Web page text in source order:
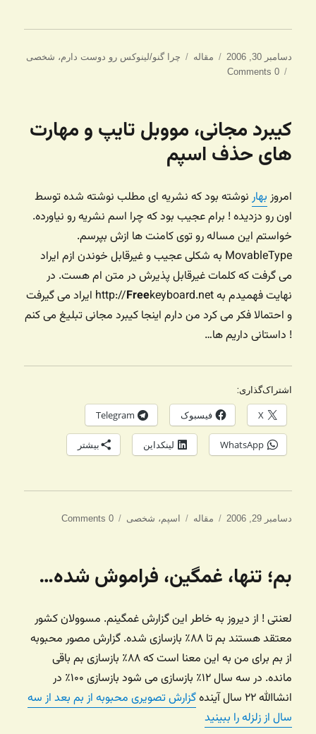
ارسال
شده
دسامبر 30, 2006 دسته‌ها
مقاله برچسب‌ها
چرا گنو/لینوکس رو دوست دارم، شخصی
0 Comments
کیبرد مجانی، مووبل تایپ و مهارت
های حذف اسپم
امروز بهار نوشته بود که نشریه ای مطلب نوشته شده توسط
اون رو دزدیده ! برام عجیب بود که چرا اسم نشریه رو نیاورده.
خواستم این مساله رو توی کامنت ها ازش بپرسم.
MovableType به شکلی عجیب و غیرقابل خوندن ازم ایراد
می گرفت که کلمات غیرقابل پذیرش در متن ام هست. در
نهایت فهمیدم به http://
Free
keyboard.net ایراد می گیرفت
و احتمالا فکر می کرد من دارم اینجا کیبرد مجانی تبلیغ می کنم
! داستانی داریم ها…
اشتراک‌گذاری:
X فیسبوک Telegram
WhatsApp لینکداین بیشتر
ارسال
دسامبر 29, 2006 دسته‌ها
مقاله برچسب‌ها
اسپم، شخصی 0 Comments
بم؛ تنها، غمگین، فراموش شده…
لعنتی ! از دیروز به خاطر این گزارش غمگینم. مسوولان کشور
معتقد هستند بم تا ۸۸٪ بازسازی شده. گزارش مصور محبوبه
از بم برای من به این معنا است که ۸۸٪ بازسازی بم باقی
مانده. در سه سال ۱۲٪ بازسازی می شود بازسازی ۱۰۰٪ در
انشاالله ۲۲ سال آینده
گزارش تصویری محبوبه از بم بعد از سه
سال از زلزله را ببینید